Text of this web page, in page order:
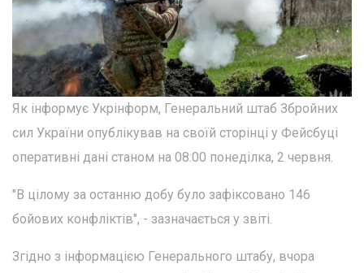
Як інформує Укрінформ, Генеральний штаб Збройних
сил України опублікував на своїй сторінці у Фейсбуці
оперативні дані станом на 08:00 понеділка, 2 червня.
"В цілому за останню добу було зафіксовано 146
бойових конфліктів", - зазначається у звіті.
Згідно з інформацією Генерального штабу, вчора